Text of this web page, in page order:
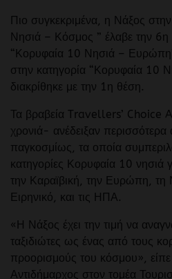
Πιο συγκεκριμένα, η Νάξος
Νησιά – Κόσμος ” έλαβε την 6η
“Κορυφαία 10 Νησιά –
στην κατηγορία “Κορυφαία 10
διακρίθηκε με την 1η θέση.
Τα βραβεία Travellers’ Choice
χρονιά- ανέδειξαν
παγκοσμίως, τα οποία
κατηγορίες Κορυφαία 10 νησιά
την Καραϊβική, την Ευρώπη, τη
Ειρηνικό, και τις ΗΠΑ.
«Η Νάξος έχει την τιμή να
ταξιδιώτες ως ένας από τους
προορισμούς του κόσμου»,
Αντιδήμαρχος στον τομέα